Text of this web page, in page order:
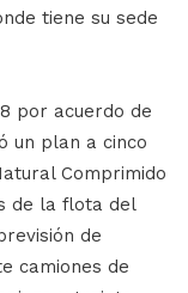
tiene su sede
por acuerdo de
un plan a cinco
Comprimido
de la flota del
de
camiones de